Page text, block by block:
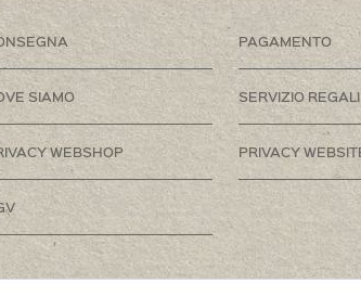
PAGAMENTO
SIAMO SERVIZIO REGALI
WEBSHOP PRIVACY